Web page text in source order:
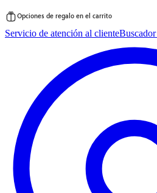
al
Opciones de regalo en el carrito
Servicio de atención al cliente